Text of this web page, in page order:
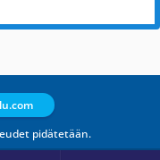
pidätetään.